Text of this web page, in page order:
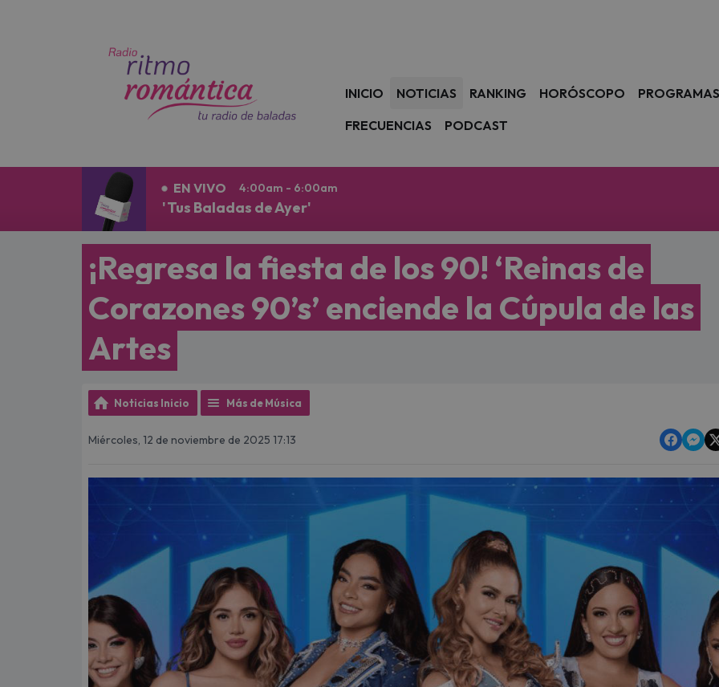
INICIO NOTICIAS RANKING HORÓSCOPO PROGRAMAS
FRECUENCIAS
PODCAST
EN VIVO 4:00am - 6:00am
'Tus Baladas de Ayer'
¡Regresa la fiesta de los 90! ‘Reinas de
Corazones 90’s’ enciende la Cúpula de las
Artes
Noticias Inicio Más de Música
Miércoles, 12 de noviembre de 2025 17:13